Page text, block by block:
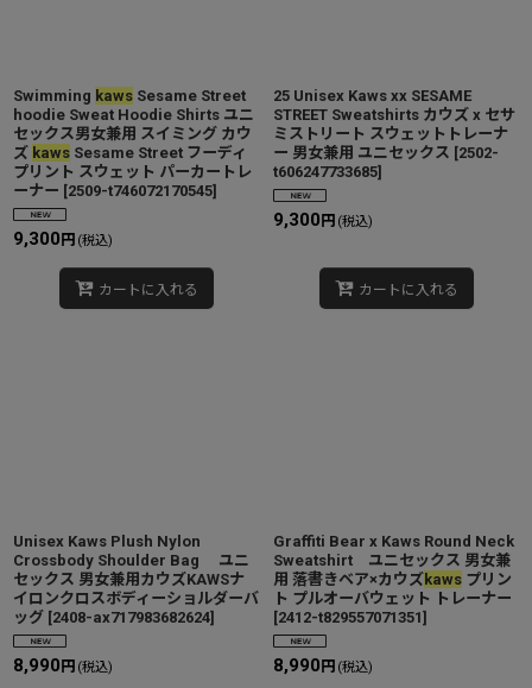
Swimming kaws Sesame Street
hoodie Sweat Hoodie Shirts ユニ
セックス男女兼用 スイミング カウ
ズ kaws Sesame Street フーディ
プリント スウェット パーカートレ
ーナー [2509-t746072170545]
9,300 円 (税込)
カートに入れる
25 Unisex Kaws xx SESAME
STREET Sweatshirts カウズ x セサ
ミストリート スウェットトレーナ
ー 男女兼用 ユニセックス [2502-
t606247733685]
9,300 円 (税込)
カートに入れる
Unisex Kaws Plush Nylon
Crossbody Shoulder Bag ユニ
セックス 男女兼用カウズKAWSナ
イロンクロスボディーショルダーバ
ッグ [2408-ax717983682624]
8,990 円 (税込)
Graffiti Bear x Kaws Round Neck
Sweatshirt ユニセックス 男女兼
用 落書きベア×カウズ kaws プリン
ト プルオーバウェット トレーナー
[2412-t829557071351]
8,990 円 (税込)